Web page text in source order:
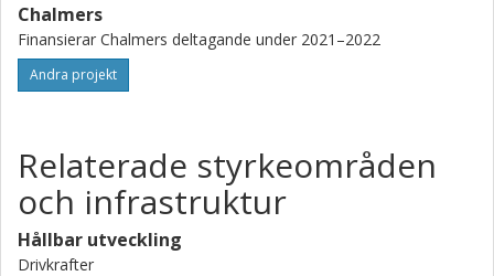
Chalmers
Finansierar Chalmers deltagande under 2021–2022
Andra projekt
Relaterade styrkeområden
och infrastruktur
Hållbar utveckling
Drivkrafter